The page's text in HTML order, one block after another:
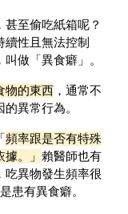
至偷吃紙箱呢？
性且無法控制
做「異食癖」。
物的東西 ，通常不
異常行為。
頻率跟是否有特殊
。」 賴醫師也有
吃異物發生頻率很
患有異食癖。